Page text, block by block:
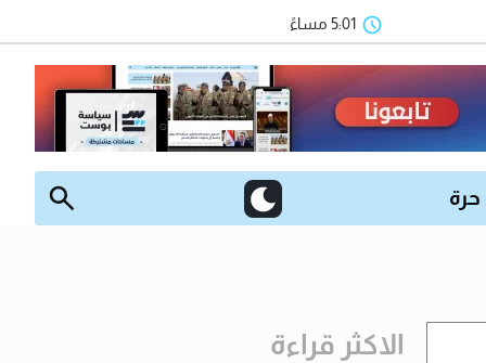
5:01 مساءً
حرة
الاكثر قراءة